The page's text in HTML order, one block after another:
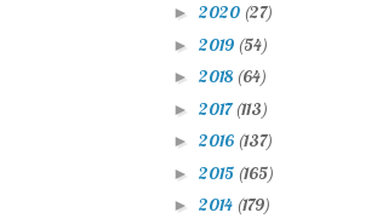
► 2020 (27)
► 2019 (54)
► 2018 (64)
► 2017(113)
► 2016 (137)
► 2015 (165)
► 2014 (179)